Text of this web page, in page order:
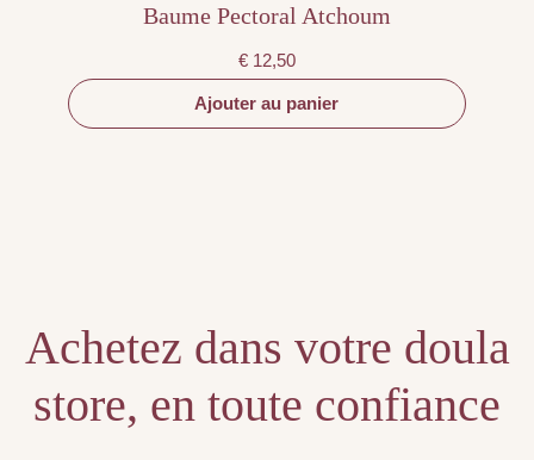
Baume Pectoral Atchoum
€ 12,50
Ajouter au panier
Achetez dans votre doula
store, en toute confiance